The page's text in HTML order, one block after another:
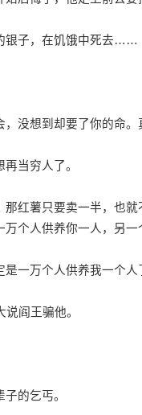
子，在饥饿中死去……
想到却要了你的命。
当穷人了。
薯只要卖一半，也就
个人供养你一人，另
万个人供养我一个人
阎王骗他。
的乞丐。